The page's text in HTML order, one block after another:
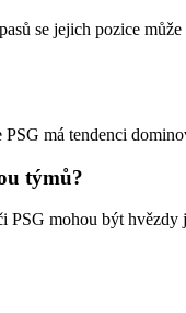
se jejich pozice
má tendenci
týmů?
PSG mohou být